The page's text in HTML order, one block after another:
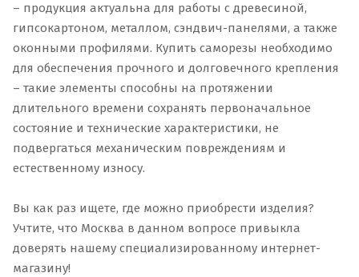
– продукция актуальна для работы с древесиной,
гипсокартоном, металлом, сэндвич-панелями, а также
оконными профилями. Купить саморезы необходимо
для обеспечения прочного и долговечного крепления
– такие элементы способны на протяжении
длительного времени сохранять первоначальное
состояние и технические характеристики, не
подвергаться механическим повреждениям и
естественному износу.
Вы как раз ищете, где можно приобрести изделия?
Учтите, что Москва в данном вопросе привыкла
доверять нашему специализированному интернет-
магазину!